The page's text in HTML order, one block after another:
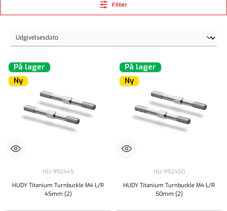
Filter
På lager
Ny
HU-992445
HUDY Titanium Turnbuckle M4 L/R
45mm (2)
På lager
Ny
HU-992450
HUDY Titanium Turnbuckle M4 L/R
50mm (2)